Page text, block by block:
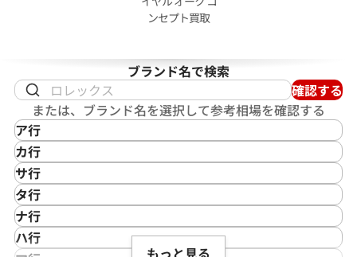
ロイヤルオーク オフショア
日時点の参考買取価格です
オーデマ ピゲ ロイヤルオー
参考買取価格
※2025年7月27日時点の参考
ンセプト買取
ブランド名で検索
確認する
または、ブランド名を選択して参考相場を確認する
ア行
IKEPOD
アイクポッド
IWC
アイダブリューシー
Azimuth
アジムース
カ行
CASIO
カシオ
Cartier
カルティエ
Gaga Milano
サ行
Saint Laurent
サンローラン
Shellman
シェルマン
タ行
TAG Heuer
タグ・ホイヤー
Daniel Roth
ナ行
NOMOS Glashütte
ハ行
もっと見る